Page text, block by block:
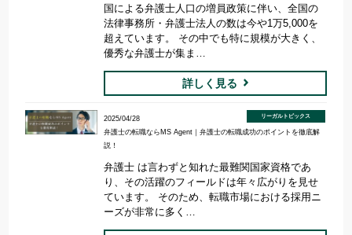
国による弁護士人口の増員政策に伴い、全国の
法律事務所・弁護士法人の数は今や1万5,000を
超えています。 その中でも特に規模が大きく、
優秀な弁護士が集ま…
詳しく見る
2025/04/28
弁護士の転職ならMS Agent｜弁護士の転職成功のポイントを徹底解
説！
リーガルトピックス
弁護士 は言わずと知れた最難関国家資格であ
り、その活躍のフィールドは年々広がりを見せ
ています。 そのため、転職市場における採用ニ
ーズが非常に多く…